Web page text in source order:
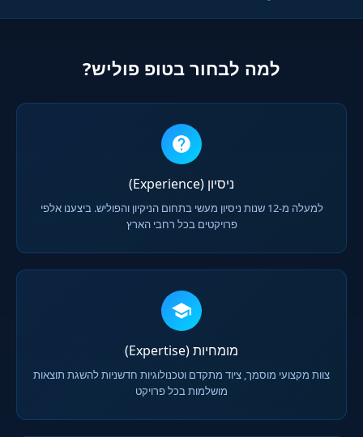
למה לבחור בטופ פוליש?
ניסיון (Experience)
למעלה מ-12 שנות ניסיון מעשי בתחום הניקיון והפוליש. ביצענו אלפי
פרויקטים בכל רחבי הארץ
מומחיות (Expertise)
צוות מקצועי מוסמך, ציוד מתקדם וטכנולוגיות חדשניות להשגת תוצאות
מושלמות בכל פרויקט